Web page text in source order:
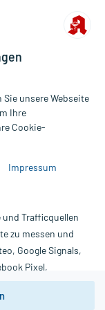
für
Arzt. Bitte
benutzt
Hinweise in
einer Bestellung
unsere Webseite
Ihre
Cookie-
Impressum
Trafficquellen
zu messen und
Google Signals,
Pixel,